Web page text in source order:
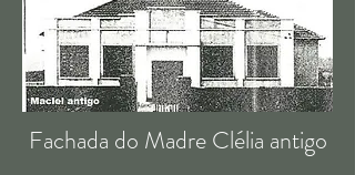
Fachada do Madre Clélia antigo